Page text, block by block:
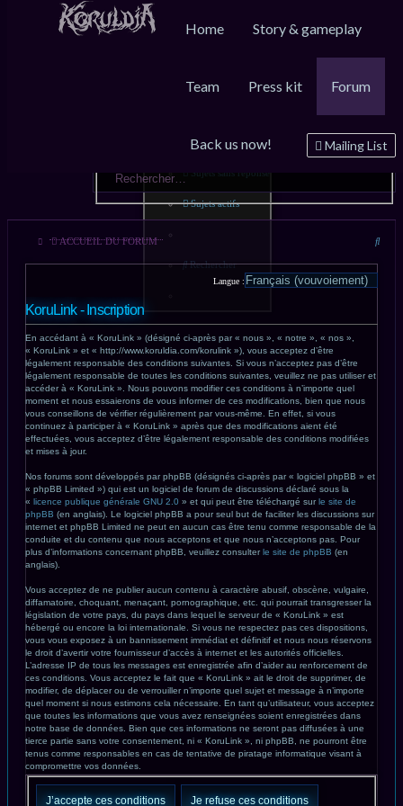
Home Story & gameplay
Team Press kit Forum
Mailing List
Back us now!
Raccourcis
Messages non lus
Sujets sans réponse
Sujets actifs
Rechercher
Connexion
FAQ
ACCUEIL DU FORUM
Langue :
KoruLink - Inscription
En accédant à « KoruLink » (désigné ci-après par « nous », « notre », « nos »,
« KoruLink » et « http://www.koruldia.com/korulink »), vous acceptez d’être
légalement responsable des conditions suivantes. Si vous n’acceptez pas d’être
légalement responsable de toutes les conditions suivantes, veuillez ne pas utiliser et
accéder à « KoruLink ». Nous pouvons modifier ces conditions à n’importe quel
moment et nous essaierons de vous informer de ces modifications, bien que nous
vous conseillons de vérifier régulièrement par vous-même. En effet, si vous
continuez à participer à « KoruLink » après que des modifications aient été
effectuées, vous acceptez d’être légalement responsable des conditions modifiées
et mises à jour.
Nos forums sont développés par phpBB (désignés ci-après par « logiciel phpBB » et
« phpBB Limited ») qui est un logiciel de forum de discussions déclaré sous la
« licence publique générale GNU 2.0 » et qui peut être téléchargé surle site de
phpBB (en anglais). Le logiciel phpBB a pour seul but de faciliter les discussions sur
internet et phpBB Limited ne peut en aucun cas être tenu comme responsable de la
conduite et du contenu que nous acceptons et que nous n’acceptons pas. Pour
plus d’informations concernant phpBB, veuillez consulterle site de phpBB (en
anglais).
Vous acceptez de ne publier aucun contenu à caractère abusif, obscène, vulgaire,
diffamatoire, choquant, menaçant, pornographique, etc. qui pourrait transgresser la
législation de votre pays, du pays dans lequel le serveur de « KoruLink » est
hébergé ou encore la loi internationale. Si vous ne respectez pas ces dispositions,
vous vous exposez à un bannissement immédiat et définitif et nous nous réservons
le droit d’avertir votre fournisseur d’accès à internet et les autorités officielles.
L’adresse IP de tous les messages est enregistrée afin d’aider au renforcement de
ces conditions. Vous acceptez le fait que « KoruLink » ait le droit de supprimer, de
modifier, de déplacer ou de verrouiller n’importe quel sujet et message à n’importe
quel moment si nous estimons cela nécessaire. En tant qu’utilisateur, vous acceptez
que toutes les informations que vous avez renseignées soient enregistrées dans
notre base de données. Bien que ces informations ne seront pas diffusées à une
tierce partie sans votre consentement, ni « KoruLink », ni phpBB, ne pourront être
tenus comme responsables en cas de tentative de piratage informatique visant à
compromettre vos données.